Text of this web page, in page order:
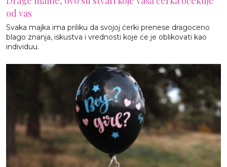
od vas
Svaka majka ima priliku da svojoj ćerki prenese dragoceno
blago znanja, iskustva i vrednosti koje će je oblikovati kao
individuu.